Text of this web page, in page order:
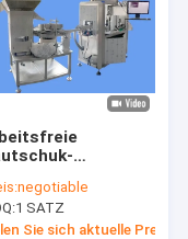
KI-Vision-System
negotiable
1 SATZ
Sie sich aktuelle Preis